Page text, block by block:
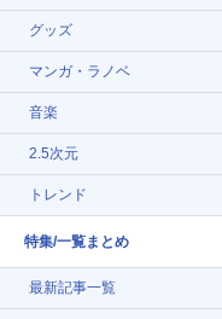
グッズ
マンガ・ラノベ
音楽
2.5次元
トレンド
特集/一覧まとめ
最新記事一覧